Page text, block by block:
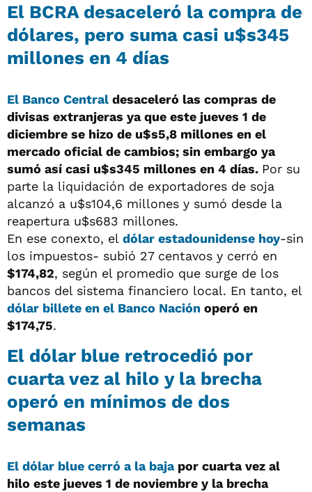
El BCRA desaceleró la compra de
dólares, pero suma casi u$s345
millones en 4 días
El Banco Central desaceleró las compras de
divisas extranjeras ya que este jueves 1 de
diciembre se hizo de u$s5,8 millones en el
mercado oficial de cambios; sin embargo ya
sumó así casi u$s345 millones en 4 días. Por su
parte la liquidación de exportadores de soja
alcanzó a u$s104,6 millones y sumó desde la
reapertura u$s683 millones.
En ese conexto, el dólar estadounidense hoy-sin
los impuestos- subió 27 centavos y cerró en
$174,82, según el promedio que surge de los
bancos del sistema financiero local. En tanto, el
dólar billete en el Banco Nación operó en
$174,75.
El dólar blue retrocedió por
cuarta vez al hilo y la brecha
operó en mínimos de dos
semanas
El dólar blue cerró a la bajapor cuarta vez al
hilo este jueves 1 de noviembre y la brecha